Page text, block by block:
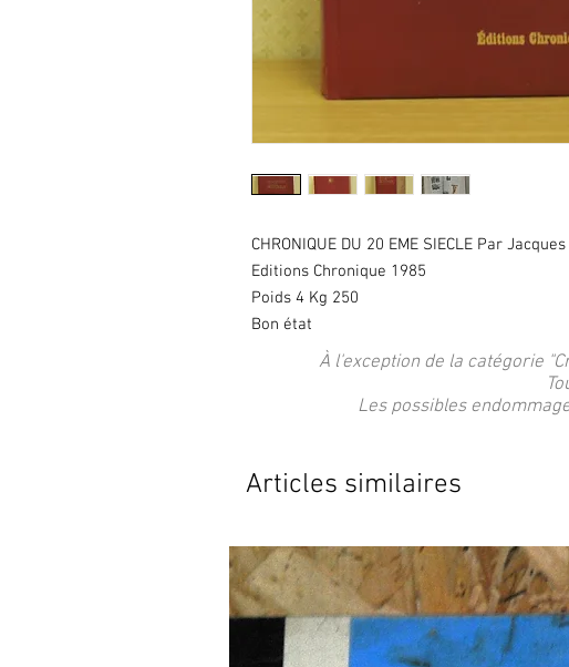
CHRONIQUE DU 20 EME SIECLE Par
Editions Chronique 1985
Poids 4 Kg 250
Bon état
À l'exception de la catégorie
Les possibles
Articles similaires